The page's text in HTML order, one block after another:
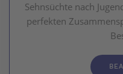
Sehnsüchte nach
perfekten